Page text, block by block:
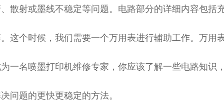
散射或墨线不稳定等问题。电路部分的详细内容包括
这个时候，我们需要一个万用表进行辅助工作。万用
一名喷墨打印机维修专家，你应该了解一些电路知识，
问题的更快更稳定的方法。